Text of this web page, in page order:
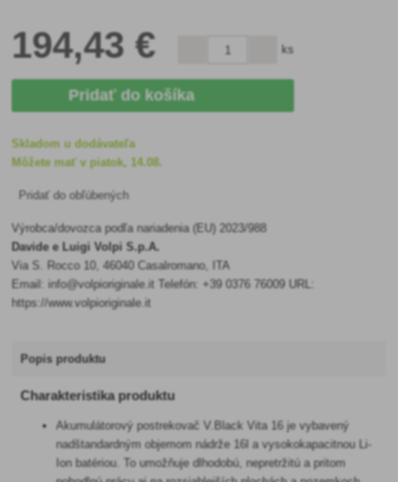
194,43 € ks
Pridať do košíka
Skladom u dodávateľa
Môžete mať v piatok, 14.08.
Pridať do obľúbených
Výrobca/dovozca podľa nariadenia (EU) 2023/988
Davide e Luigi Volpi S.p.A.
Via S. Rocco 10, 46040 Casalromano, ITA
Email: info@volpioriginale.it Telefón: +39 0376 76009 URL:
https://www.volpioriginale.it
Popis produktu
Charakteristika produktu
Akumulátorový postrekovač V.Black Vita 16 je vybavený
nadštandardným objemom nádrže 16l a vysokokapacitnou Li-
Ion batériou. To umožňuje dlhodobú, nepretržitú a pritom